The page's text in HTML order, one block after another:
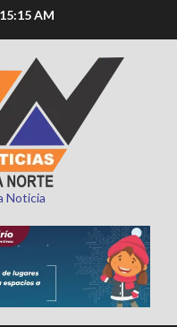
AM
Noticia